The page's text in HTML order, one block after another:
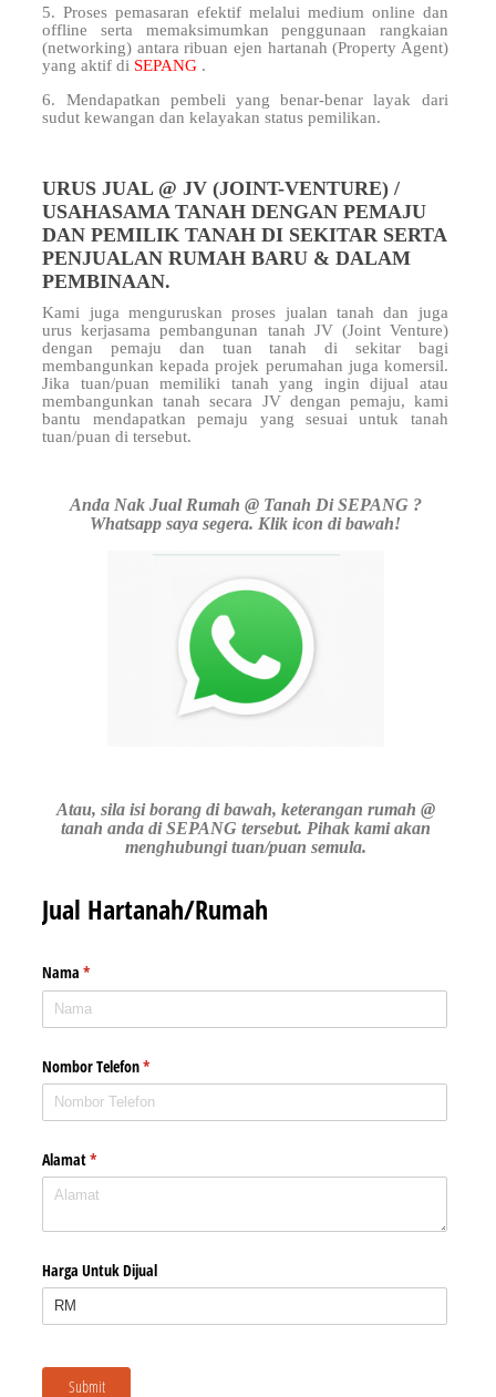
5. Proses pemasaran efektif melalui medium online dan
offline serta memaksimumkan penggunaan rangkaian
(networking) antara ribuan ejen hartanah (Property Agent)
yang aktif di SEPANG .
6. Mendapatkan pembeli yang benar-benar layak dari
sudut kewangan dan kelayakan status pemilikan.
URUS JUAL @ JV (JOINT-VENTURE) /
USAHASAMA TANAH DENGAN PEMAJU
DAN PEMILIK TANAH DI SEKITAR SERTA
PENJUALAN RUMAH BARU & DALAM
PEMBINAAN.
Kami juga menguruskan proses jualan tanah dan juga
urus kerjasama pembangunan tanah JV (Joint Venture)
dengan pemaju dan tuan tanah di sekitar bagi
membangunkan kepada projek perumahan juga komersil.
Jika tuan/puan memiliki tanah yang ingin dijual atau
membangunkan tanah secara JV dengan pemaju, kami
bantu mendapatkan pemaju yang sesuai untuk tanah
tuan/puan ditersebut.
Anda Nak Jual Rumah @ Tanah Di SEPANG ?
Whatsapp saya segera. Klik icon di bawah!
Atau, sila isi borang di bawah, keterangan rumah @
tanah anda di SEPANG tersebut. Pihak kami akan
menghubungi tuan/puan semula.